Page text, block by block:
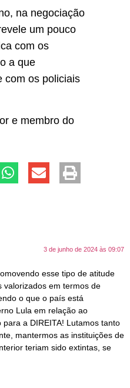
na negociação
um pouco
com os
a que
com os policiais
e membro do
3 de junho de 2024 às 09:07
esse tipo de atitude
valorizados em termos de
o que o país está
Lula em relação ao
a DIREITA! Lutamos tanto
mantermos as instituições de
teriam sido extintas, se